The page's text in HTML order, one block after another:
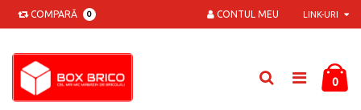
COMPARĂ 0 LINK-URI
CONTUL MEU
0